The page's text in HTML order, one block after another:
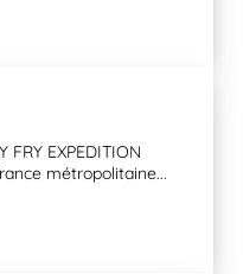
FRY EXPEDITION
métropolitaine...